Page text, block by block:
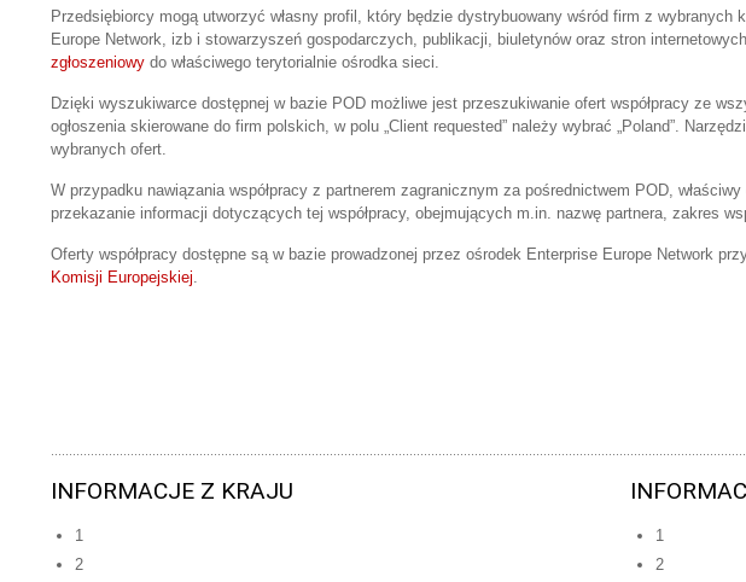
Przedsiębiorcy mogą utworzyć własny profil, który będzie dystrybuowany wśród firm z
Europe Network, izb i stowarzyszeń gospodarczych, publikacji, biuletynów oraz stron
zgłoszeniowy do właściwego terytorialnie ośrodka sieci.
Dzięki wyszukiwarce dostępnej w bazie POD możliwe jest przeszukiwanie ofert współpracy ze
ogłoszenia skierowane do firm polskich, w polu „Client requested” należy wybrać „Poland”.
wybranych ofert.
W przypadku nawiązania współpracy z partnerem zagranicznym za pośrednictwem POD,
przekazanie informacji dotyczących tej współpracy, obejmujących m.in. nazwę partnera, zakres
Oferty współpracy dostępne są w bazie prowadzonej przez ośrodek Enterprise Europe Network
Komisji Europejskiej.
INFORMACJE Z KRAJU
1
2
1
2